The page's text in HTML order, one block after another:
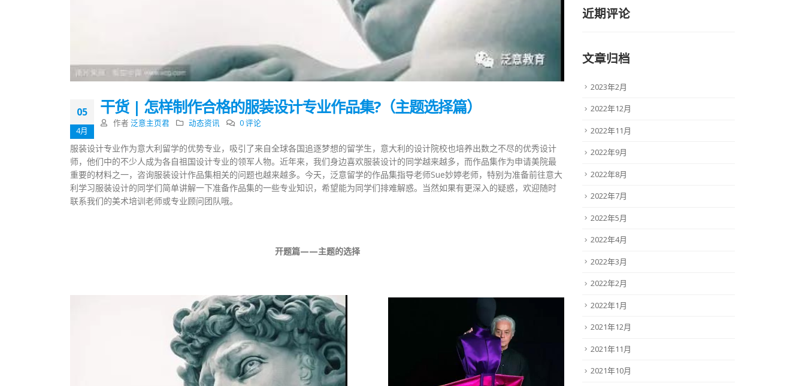
05
4月
干货 | 怎样制作合格的服装设计专业作品集?（主题选择篇）
作者 泛意主页君 动态资讯 0 评论
服装设计专业作为意大利留学的优势专业，吸引了来自全球各国追逐梦想的留学生，意大利的设计院校也培养出数之不尽的优秀设计
师，他们中的不少人成为各自祖国设计专业的领军人物。近年来，我们身边喜欢服装设计的同学越来越多，而作品集作为申请美院最
重要的材料之一，咨询服装设计作品集相关的问题也越来越多。今天，泛意留学的作品集指导老师Sue妙婷老师，特别为准备前往意大
利学习服装设计的同学们简单讲解一下准备作品集的一些专业知识，希望能为同学们排难解惑。当然如果有更深入的疑惑，欢迎随时
联系我们的美术培训老师或专业顾问团队哦。
开题篇——主题的选择
近期评论
文章归档
2023年2月
2022年12月
2022年11月
2022年9月
2022年8月
2022年7月
2022年5月
2022年4月
2022年3月
2022年2月
2022年1月
2021年12月
2021年11月
2021年10月